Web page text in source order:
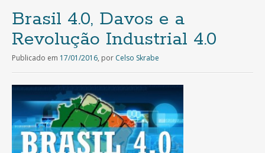
Brasil 4.0, Davos e a
Revolução Industrial 4.0
Publicado em 17/01/2016, por Celso Skrabe